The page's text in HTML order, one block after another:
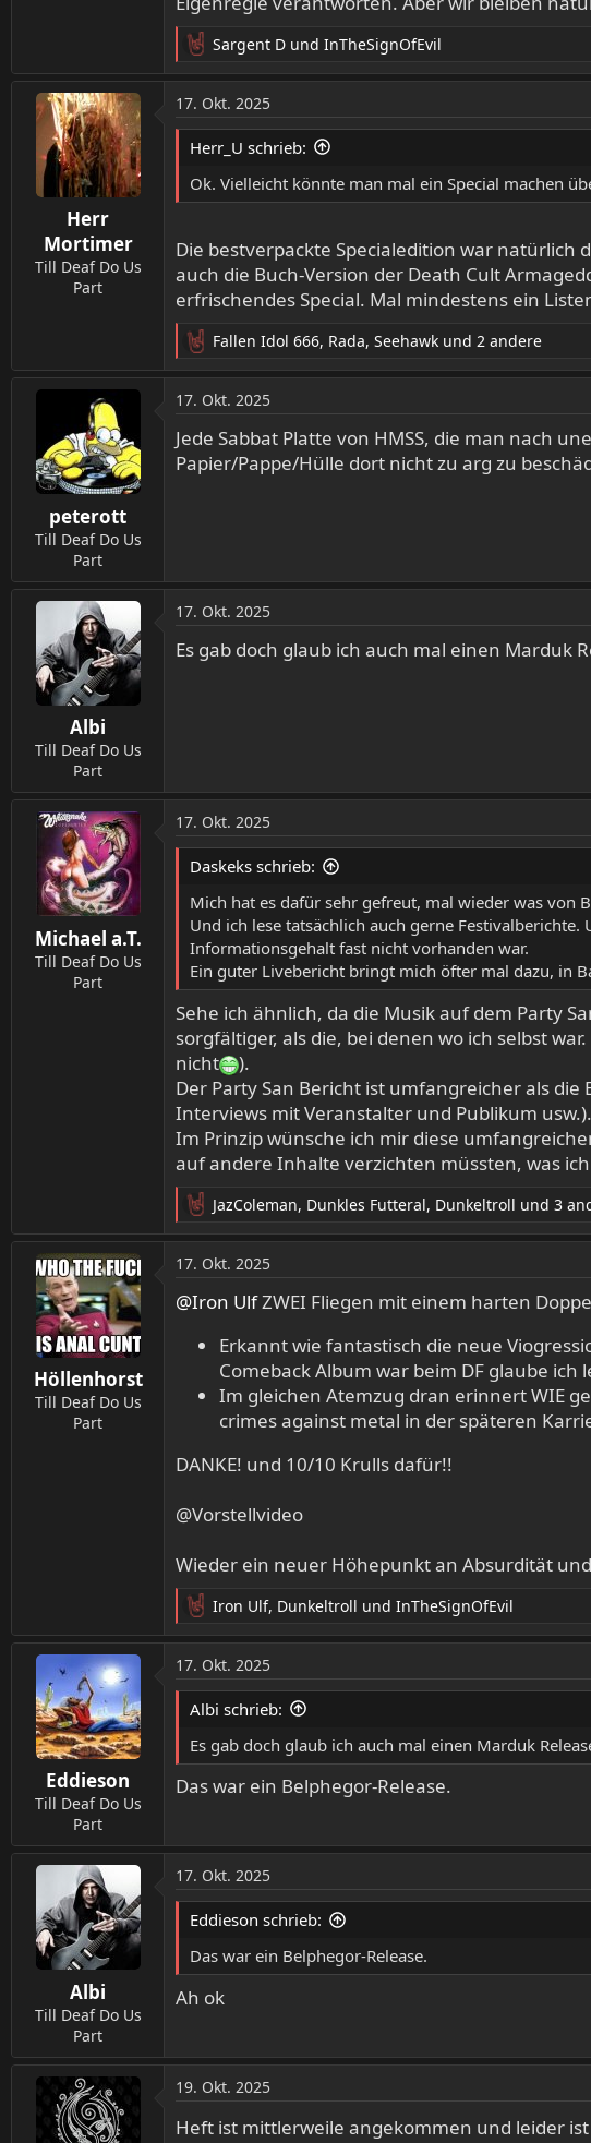
R
e
a
k
t
o
n
n
:
Sargent D und InTheSignOfEvil
Herr
Mortimer
Till Deaf Do Us
Part
17. Okt. 2025
Herr_U schrieb:
Ok. Vielleicht könnte man mal ein Special machen
Die bestverpackte Specialedition war natürlich
auch die Buch-Version der Death Cult
erfrischendes Special. Mal mindestens ein
R
e
a
k
t
i
o
Fallen Idol 666, Rada, Seehawk und 2 andere
peterott
Till Deaf Do Us
Part
17. Okt. 2025
Jede Sabbat Platte von HMSS, die man nach
Papier/Pappe/Hülle dort nicht zu arg zu
Albi
Till Deaf Do Us
Part
17. Okt. 2025
Es gab doch glaub ich auch mal einen Marduk
Michael a.T.
Till Deaf Do Us
Part
17. Okt. 2025
Daskeks schrieb:
Mich hat es dafür sehr gefreut, mal wieder was von
Und ich lese tatsächlich auch gerne
Informationsgehalt fast nicht vorhanden war.
Ein guter Livebericht bringt mich öfter mal dazu, in
Sehe ich ähnlich, da die Musik auf dem Party
sorgfältiger, als die, bei denen wo ich selbst
nicht
).
Der Party San Bericht ist umfangreicher als
Interviews mit Veranstalter und Publikum usw.).
Im Prinzip wünsche ich mir diese
auf andere Inhalte verzichten müssten, was
R
e
a
k
t
i
JazColeman, Dunkles Futteral, Dunkeltroll und 3
Höllenhorst
Till Deaf Do Us
Part
17. Okt. 2025
@Iron UlfZWEI Fliegen mit einem harten
Erkannt wie fantastisch die neue
Comeback Album war beim DF glaube
Im gleichen Atemzug dran erinnert WIE
crimes against metal in der späteren
DANKE! und 10/10 Krulls dafür!!
@Vorstellvideo
Wieder ein neuer Höhepunkt an Absurdität
R
e
a
k
t
o
n
e
Iron Ulf, Dunkeltroll und InTheSignOfEvil
Eddieson
Till Deaf Do Us
Part
17. Okt. 2025
Albi schrieb:
Es gab doch glaub ich auch mal einen Marduk
Das war ein Belphegor-Release.
Albi
Till Deaf Do Us
Part
17. Okt. 2025
Eddieson schrieb:
Das war ein Belphegor-Release.
Ah ok
19. Okt. 2025
Heft ist mittlerweile angekommen und leider